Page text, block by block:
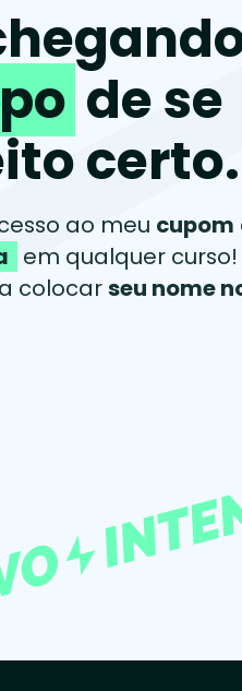
de se
certo.
ao meu cupom
em qualquer curso!
colocarseu nome